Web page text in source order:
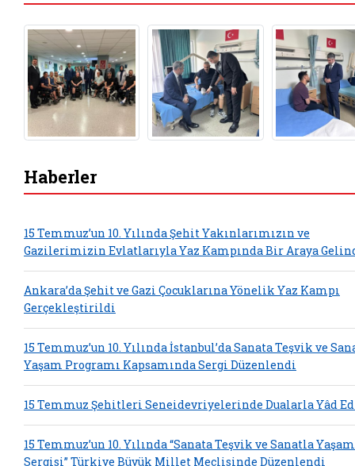
Haberler
15 Temmuz’un 10. Yılında Şehit Yakınlarımızın ve
Gazilerimizin Evlatlarıyla Yaz Kampında Bir Araya
Ankara’da Şehit ve Gazi Çocuklarına Yönelik Yaz Kampı
Gerçekleştirildi
15 Temmuz’un 10. Yılında İstanbul’da Sanata Teşvik ve
Yaşam Programı Kapsamında Sergi Düzenlendi
15 Temmuz Şehitleri Seneidevriyelerinde Dualarla Yâd
15 Temmuz’un 10. Yılında “Sanata Teşvik ve Sanatla Yaşam
Sergisi” Türkiye Büyük Millet Meclisinde Düzenlendi